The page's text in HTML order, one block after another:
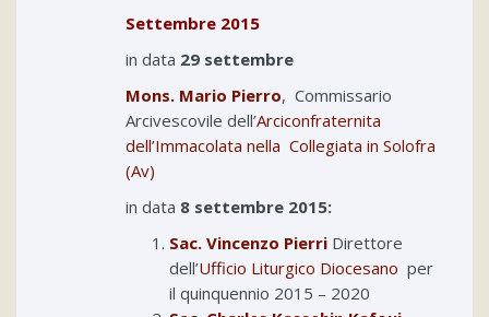
Settembre 2015
in data 29 settembre
Mons. Mario Pierro, Commissario
Arcivescovile dell’Arciconfraternita
dell’Immacolata nella Collegiata in Solofra
(Av)
in data 8 settembre 2015:
Sac. Vincenzo Pierri Direttore
dell’Ufficio Liturgico Diocesano per
il quinquennio 2015 – 2020